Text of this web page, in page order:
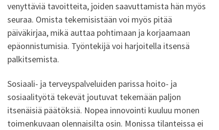
venyttäviä tavoitteita, joiden saavuttamista hän myös
seuraa. Omista tekemisistään voi myös pitää
päiväkirjaa, mikä auttaa pohtimaan ja korjaamaan
epäonnistumisia. Työntekijä voi harjoitella itsensä
palkitsemista.
Sosiaali- ja terveyspalveluiden parissa hoito- ja
sosiaalityötä tekevät joutuvat tekemään paljon
itsenäisiä päätöksiä. Nopea innovointi kuuluu monen
toimenkuvaan olennaisilta osin. Monissa tilanteissa ei